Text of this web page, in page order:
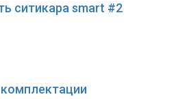
ситикара smart #2